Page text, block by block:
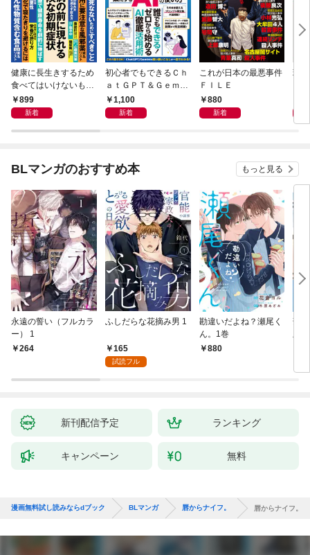
健康に長生きするため
食べてはいけないもの
やってはいけないこと
899
新着
初心者でもできるＣｈ
ａｔＧＰＴ＆Ｇｅｍｉ
ｎｉ 仕事を楽にするＡ
Ｉの使い方
1,100
新着
これが日本の最悪事件
ＦＩＬＥ
880
新着
現
BLマンガのおすすめ本 もっと見る
永遠の誓い（フルカラ
ー） 1
264
ふしだらな花摘み男 1
165
試読フル
勘違いだよね？瀬尾く
ん。1巻
880
薄
版
新刊配信予定 ランキング
キャンペーン 無料
漫画無料試し読みならdブック BLマンガ 唇からナイフ。 唇からナイフ。